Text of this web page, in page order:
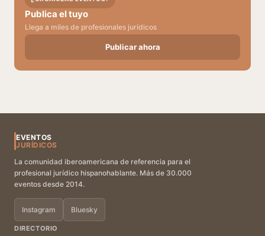
Publica el tuyo
Llega a miles de profesionales jurídicos
Publicar ahora
EVENTOS
JURÍDICOS
La comunidad iberoamericana de referencia para el
profesional jurídico hispanohablante. Más de 30.000
eventos desde 2014.
Instagram Bluesky
DIRECTORIO